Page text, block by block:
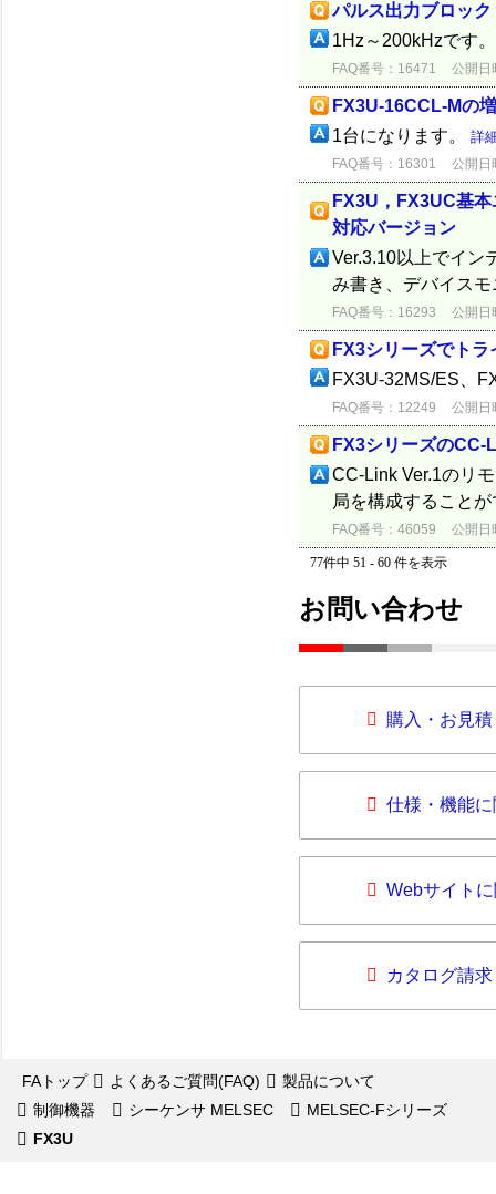
パルス出力ブロッ
1Hz～200kHzです
FAQ番号：16471 公開日
FX3U-16CCL-Mの
1台になります。 詳
FAQ番号：16301 公開日
FX3U，FX3UC基
対応バージョン
Ver.3.10以上でイン
み書き、デバイス
FAQ番号：16293 公開日
FX3シリーズでト
FX3U-32MS/ES、
FAQ番号：12249 公開日
FX3シリーズのCC-
CC-Link Ver.1のリ
局を構成すること
FAQ番号：46059 公開日
77件中 51 - 60 件を表示
お問い合わせ
購入・お見
仕様・機能
Webサイト
カタログ請求
FAトップ よくあるご質問(FAQ)
製品について
制御機器
シーケンサ MELSEC
MELSEC-Fシリーズ
FX3U